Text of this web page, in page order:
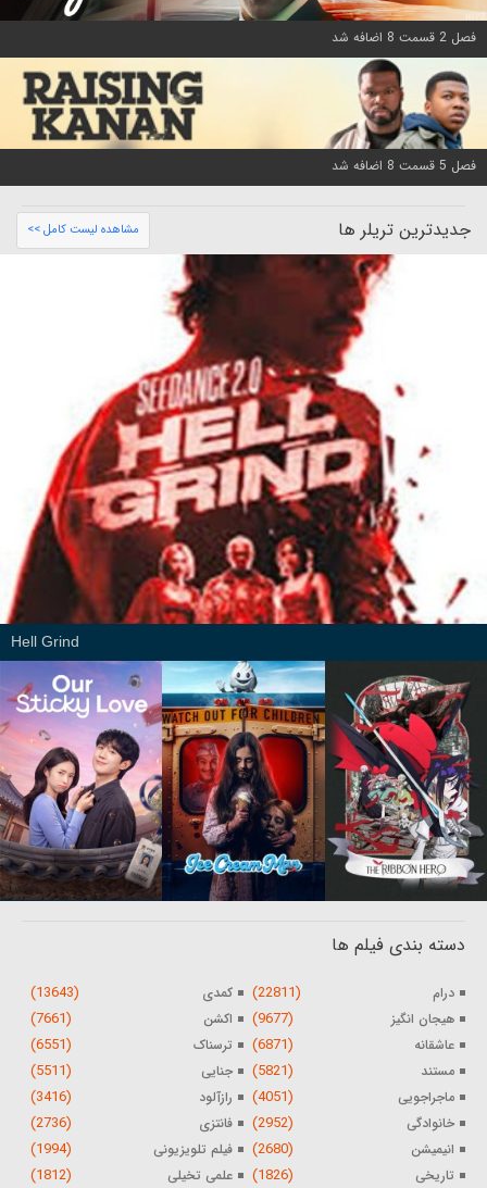
فصل 2 قسمت 8 اضافه شد
فصل 5 قسمت 8 اضافه شد
جدیدترین تریلر ها مشاهده لیست کامل >>
Hell Grind
دسته بندی فیلم ها
درام (22811) کمدی (13643)
هیجان انگیز (9677) اکشن (7661)
عاشقانه (6871) ترسناک (6551)
مستند (5821) جنایی (5511)
ماجراجویی (4051) رازآلود (3416)
خانوادگی (2952) فانتزی (2736)
انیمیشن (2680) فیلم تلویزیونی (1994)
تاریخی (1826) علمی تخیلی (1812)